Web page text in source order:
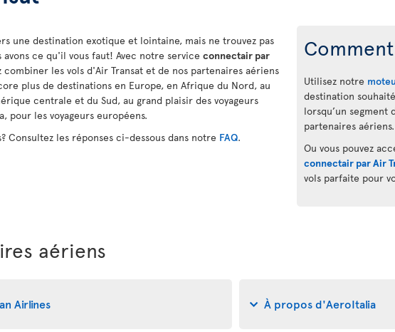
une destination exotique et lointaine, mais ne trouvez pas
avons ce qu'il vous faut! Avec notre service connectair par
combiner les vols d'Air Transat et de nos partenaires aériens
plus de destinations en Europe, en Afrique du Nord, au
centrale et du Sud, au grand plaisir des voyageurs
pour les voyageurs européens.
Consultez les réponses ci-dessous dans notre FAQ.
Utilisez notre
destination
lorsqu’un segment
partenaires aériens.
Ou vous pouvez
connectair par Air
vols parfaite pour
aériens
Airlines À propos d'AeroItalia